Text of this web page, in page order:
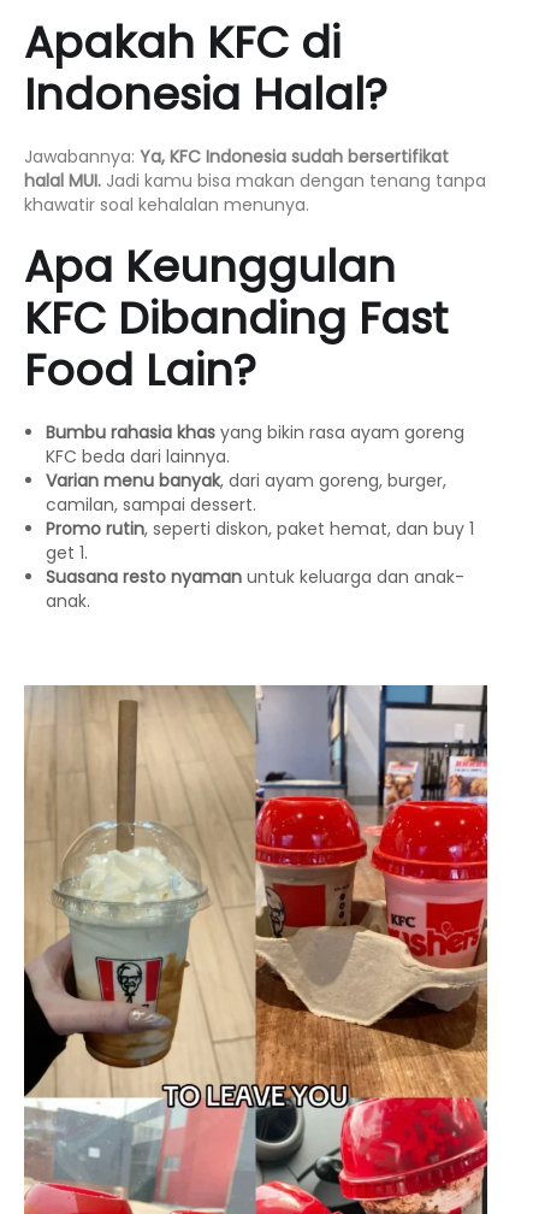
Apakah KFC di
Indonesia Halal?
Jawabannya: Ya, KFC Indonesia sudah bersertifikat
halal MUI. Jadi kamu bisa makan dengan tenang tanpa
khawatir soal kehalalan menunya.
Apa Keunggulan
KFC Dibanding Fast
Food Lain?
Bumbu rahasia khas yang bikin rasa ayam goreng
KFC beda dari lainnya.
Varian menu banyak, dari ayam goreng, burger,
camilan, sampai dessert.
Promo rutin, seperti diskon, paket hemat, dan buy 1
get 1.
Suasana resto nyaman untuk keluarga dan anak-
anak.